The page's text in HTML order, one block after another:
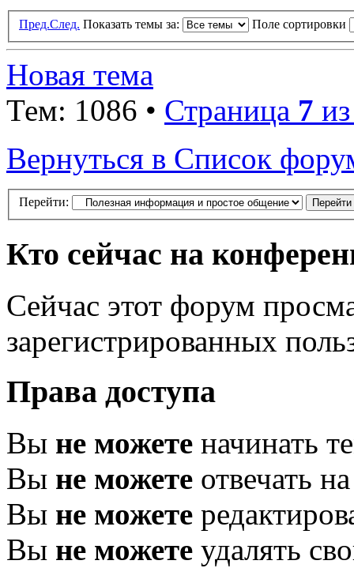
Пред.След. Показать темы за: Поле сортировки
Новая тема
Тем: 1086 • Страница 7
Вернуться в Список
Перейти:
Кто сейчас на
Сейчас этот форум
зарегистрированных
Права доступа
Вы не можете начинать
Вы не можете отвечать
Вы не можете
Вы не можете удалять